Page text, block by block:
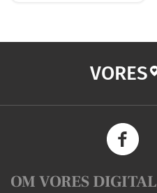
VORES
OM VORES DIGITAL